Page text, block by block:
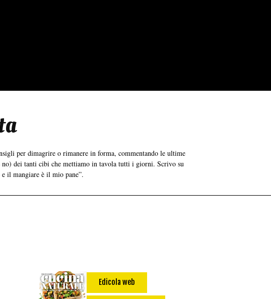
per dimagrire o rimanere in forma, commentando le ultime
no) dei tanti cibi che mettiamo in tavola tutti i giorni. Scrivo su
il mangiare è il mio pane”.
Edicola web